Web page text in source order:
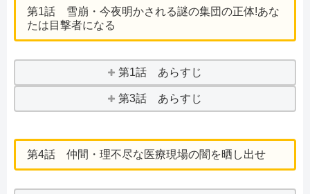
第1話 雪崩・今夜明かされる謎の集団の正体!あな
たは目撃者になる
第1話 あらすじ
第3話 あらすじ
第4話 仲間・理不尽な医療現場の闇を晒し出せ